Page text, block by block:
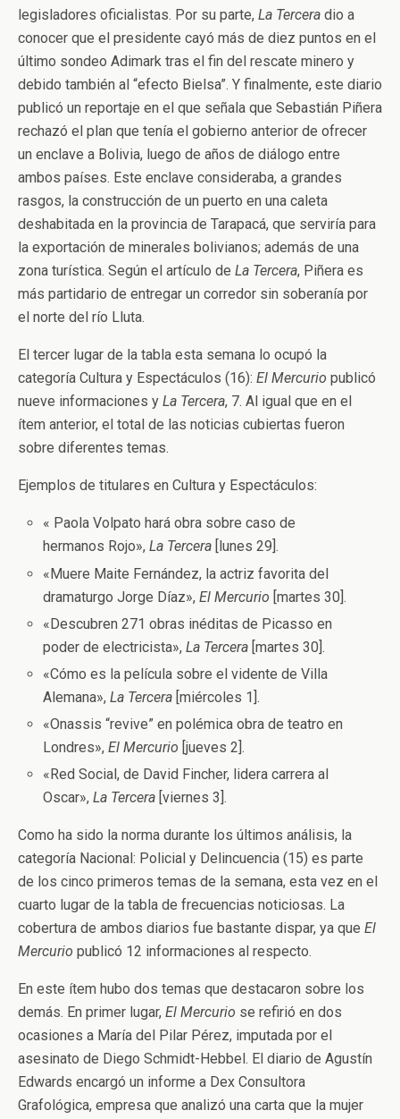
legisladores oficialistas. Por su parte, La Tercera dio a
conocer que el presidente cayó más de diez puntos en el
último sondeo Adimark tras el fin del rescate minero y
debido también al “efecto Bielsa”. Y finalmente, este diario
publicó un reportaje en el que señala que Sebastián Piñera
rechazó el plan que tenía el gobierno anterior de ofrecer
un enclave a Bolivia, luego de años de diálogo entre
ambos países. Este enclave consideraba, a grandes
rasgos, la construcción de un puerto en una caleta
deshabitada en la provincia de Tarapacá, que serviría para
la exportación de minerales bolivianos; además de una
zona turística. Según el artículo de La Tercera, Piñera es
más partidario de entregar un corredor sin soberanía por
el norte del río Lluta.
El tercer lugar de la tabla esta semana lo ocupó la
categoría Cultura y Espectáculos (16): El Mercurio publicó
nueve informaciones y La Tercera, 7. Al igual que en el
ítem anterior, el total de las noticias cubiertas fueron
sobre diferentes temas.
Ejemplos de titulares en Cultura y Espectáculos:
« Paola Volpato hará obra sobre caso de
hermanos Rojo»,La Tercera [lunes 29].
«Muere Maite Fernández, la actriz favorita del
dramaturgo Jorge Díaz»,El Mercurio [martes 30].
«Descubren 271 obras inéditas de Picasso en
poder de electricista»,La Tercera [martes 30].
«Cómo es la película sobre el vidente de Villa
Alemana»,La Tercera [miércoles 1].
«Onassis “revive” en polémica obra de teatro en
Londres»,El Mercurio [jueves 2].
«Red Social, de David Fincher, lidera carrera al
Oscar»,La Tercera [viernes 3].
Como ha sido la norma durante los últimos análisis, la
categoría Nacional: Policial y Delincuencia (15) es parte
de los cinco primeros temas de la semana, esta vez en el
cuarto lugar de la tabla de frecuencias noticiosas. La
cobertura de ambos diarios fue bastante dispar, ya que El
Mercurio publicó 12 informaciones al respecto.
En este ítem hubo dos temas que destacaron sobre los
demás. En primer lugar, El Mercurio se refirió en dos
ocasiones a María del Pilar Pérez, imputada por el
asesinato de Diego Schmidt-Hebbel. El diario de Agustín
Edwards encargó un informe a Dex Consultora
Grafológica, empresa que analizó una carta que la mujer